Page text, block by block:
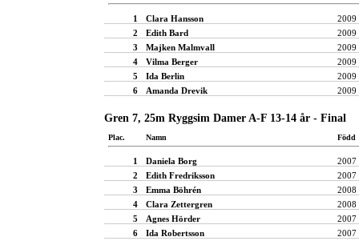
1 Clara Hansson
2009
2
Edith Bard
2009
3
Majken Malmvall
2009
4
Vilma Berger
2009
5
Ida Berlin
2009
6
Amanda Drevik 2009
Gren 7, 25m Ryggsim Damer A-F 13-14 år - Final
Plac. Namn Född
1 Daniela Borg
2007
2
Edith Fredriksson
2007
3
Emma Böhrén
2008
4
Clara Zettergren
2008
5
Agnes Hörder
2007
6
Ida Robertsson 2007